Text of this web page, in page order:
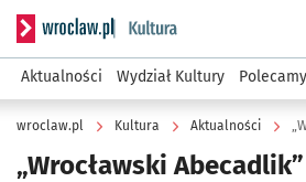
Serwis informacyjny wroclaw.pl
Aktualności Wydział Kultury Polecamy
wroclaw.pl Kultura Aktualności
„Wrocławski